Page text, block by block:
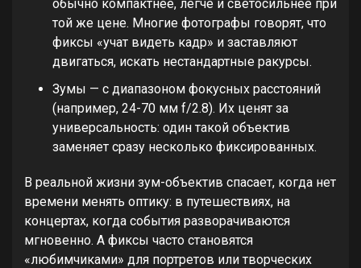
обычно компактнее, легче и светосильнее при
той же цене. Многие фотографы говорят, что
фиксы «учат видеть кадр» и заставляют
двигаться, искать нестандартные ракурсы.
Зумы — с диапазоном фокусных расстояний
(например, 24-70 мм f/2.8). Их ценят за
универсальность: один такой объектив
заменяет сразу несколько фиксированных.
В реальной жизни зум-объектив спасает, когда нет
времени менять оптику: в путешествиях, на
концертах, когда события разворачиваются
мгновенно. А фиксы часто становятся
«любимчиками» для портретов или творческих